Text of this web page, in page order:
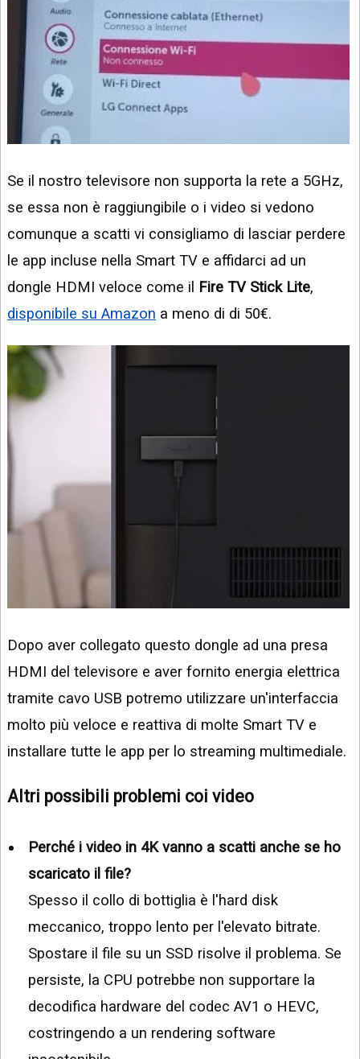
Se il nostro televisore non supporta la rete a 5GHz,
se essa non è raggiungibile o i video si vedono
comunque a scatti vi consigliamo di lasciar perdere
le app incluse nella Smart TV e affidarci ad un
dongle HDMI veloce come il Fire TV Stick Lite,
disponibile su Amazon a meno di di 50€.
Dopo aver collegato questo dongle ad una presa
HDMI del televisore e aver fornito energia elettrica
tramite cavo USB potremo utilizzare un'interfaccia
molto più veloce e reattiva di molte Smart TV e
installare tutte le app per lo streaming multimediale.
Altri possibili problemi coi video
Perché i video in 4K vanno a scatti anche se ho
scaricato il file?
Spesso il collo di bottiglia è l'hard disk
meccanico, troppo lento per l'elevato bitrate.
Spostare il file su un SSD risolve il problema. Se
persiste, la CPU potrebbe non supportare la
decodifica hardware del codec AV1 o HEVC,
costringendo a un rendering software